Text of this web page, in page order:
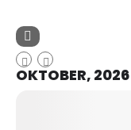
OKTOBER, 2026